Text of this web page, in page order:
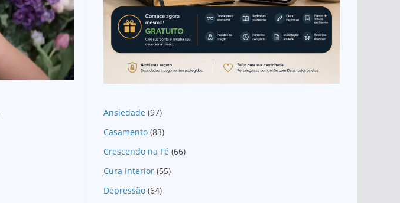
Ansiedade (97)
Casamento (83)
Crescendo na Fé (66)
Cura Interior (55)
Depressão (64)